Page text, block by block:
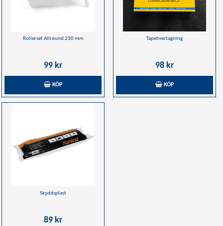
Rollerset Allround 230 mm
99 kr
KÖP
Tapetnertagning
98 kr
KÖP
Skyddsplast
89 kr